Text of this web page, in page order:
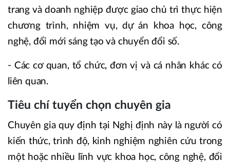
trang và doanh nghiệp được giao chủ trì thực hiện
chương trình, nhiệm vụ, dự án khoa học, công
nghệ, đổi mới sáng tạo và chuyển đổi số.
- Các cơ quan, tổ chức, đơn vị và cá nhân khác có
liên quan.
Tiêu chí tuyển chọn chuyên gia
Chuyên gia quy định tại Nghị định này là người có
kiến thức, trình độ, kinh nghiệm nghiên cứu trong
một hoặc nhiều lĩnh vực khoa học, công nghệ, đổi